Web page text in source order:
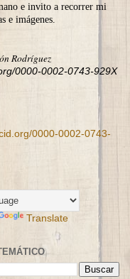
e invito a recorrer mi
e imágenes.
Rodríguez
0000-0002-0743-929X
0000-0002-0743-
Translate